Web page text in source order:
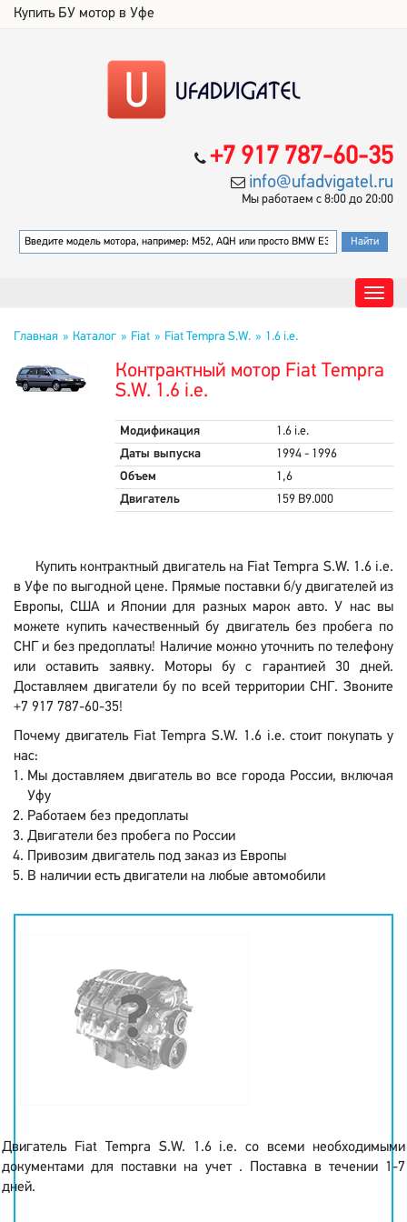
Купить БУ мотор в Уфе
+7 917 787-60-35
info@ufadvigatel.ru
Мы работаем с 8:00 до 20:00
Главная Каталог Fiat Fiat Tempra S.W. 1.6 i.e.
Контрактный мотор Fiat Tempra
S.W. 1.6 i.e.
Модификация
1.6 i.e.
Даты выпуска
1994 - 1996
Объем
1,6
Двигатель
159 B9.000
Купить контрактный двигатель на Fiat Tempra S.W. 1.6 i.e.
в Уфе по выгодной цене. Прямые поставки б/у двигателей из
Европы, США и Японии для разных марок авто. У нас вы
можете купить качественный бу двигатель без пробега по
СНГ и без предоплаты! Наличие можно уточнить по телефону
или оставить заявку. Моторы бу с гарантией 30 дней.
Доставляем двигатели бу по всей территории СНГ. Звоните
+7 917 787-60-35!
Почему двигатель Fiat Tempra S.W. 1.6 i.e. стоит покупать у
нас:
Мы доставляем двигатель во все города России, включая
Уфу
Работаем без предоплаты
Двигатели без пробега по России
Привозим двигатель под заказ из Европы
В наличии есть двигатели на любые автомобили
Двигатель Fiat Tempra S.W. 1.6 i.e. со всеми необходимыми
документами для поставки на учет . Поставка в течении 1-7
дней.